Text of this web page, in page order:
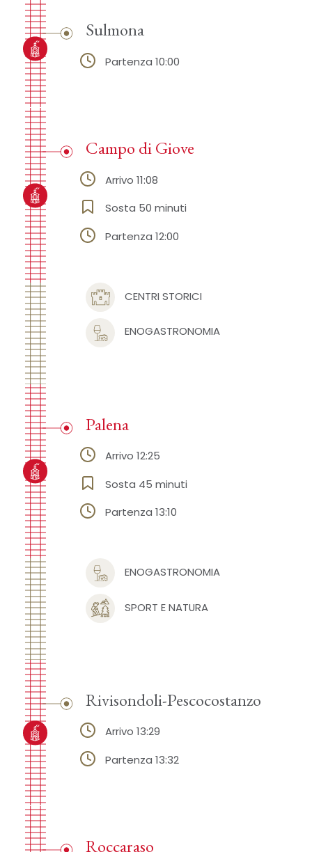
Sulmona
Partenza 10:00
CENTRI STORICI
ENOGASTRONOMIA
Campo di Giove
Arrivo 11:08
Sosta 50 minuti
Partenza 12:00
ENOGASTRONOMIA
SPORT E NATURA
Palena
Arrivo 12:25
Sosta 45 minuti
Partenza 13:10
Rivisondoli-Pescocostanzo
Arrivo 13:29
Partenza 13:32
Roccaraso